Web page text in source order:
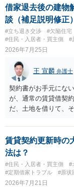
せんので、更新拒絶
の交渉の中で、一定
みるのはいかがでし
入室する行為自体は
立する可能性があり
借家退去後の建物
談（補足説明修正）
#立ち退き交渉 #欠陥住宅
#住民・入居者・買主側
#
2026年7月25日
王 宣麟 弁護士
契約書がお手元にな
が、通常の賃貸借契
だ、土地を借りて、
であれば、建物を収
す。 その後、建物を
得ているのであれば
する、という話にな
状、解体費用を負担
に請求の根拠（なぜ
賃貸契約更新時の
法は？
#住民・入居者・買主側 #
#定期借家トラブル
#原状
2026年7月21日